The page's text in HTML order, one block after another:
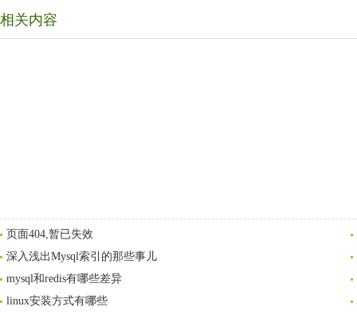
相关内容
页面404,暂已失效
深入浅出Mysql索引的那些事儿
mysql和redis有哪些差异
linux安装方式有哪些